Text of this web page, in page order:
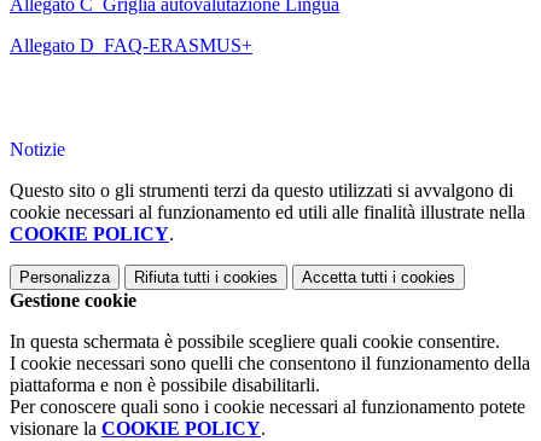
Allegato C_Griglia autovalutazione Lingua
Allegato D_FAQ-ERASMUS+
Notizie
Questo sito o gli strumenti terzi da questo utilizzati si avvalgono di
cookie necessari al funzionamento ed utili alle finalità illustrate nella
COOKIE POLICY.
Personalizza Rifiuta tutti i cookies Accetta tutti i cookies
Gestione cookie
In questa schermata è possibile scegliere quali cookie consentire.
I cookie necessari sono quelli che consentono il funzionamento della
piattaforma e non è possibile disabilitarli.
Per conoscere quali sono i cookie necessari al funzionamento potete
visionare la COOKIE POLICY.